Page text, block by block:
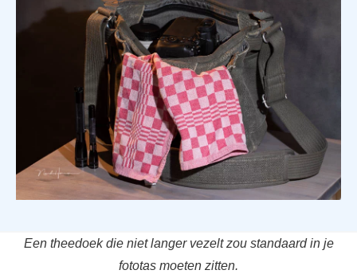
Een theedoek die niet langer vezelt zou standaard in je
fototas moeten zitten.